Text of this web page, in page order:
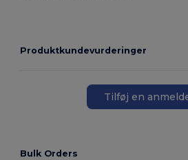
Produktkundevurderinger
Tilføj en
Bulk Orders